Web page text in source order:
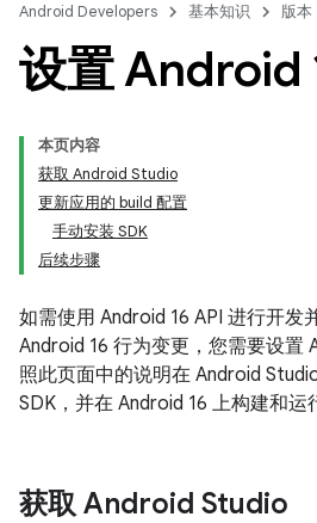
Android Developers 基本知识 版本
设置 Android
本页内容
获取 Android Studio
更新应用的 build 配置
手动安装 SDK
后续步骤
如需使用 Android 16 API 进行开发
Android 16 行为变更，您需要设置
照此页面中的说明在 Android
SDK，并在 Android 16 上构建和运
获取 Android Studio